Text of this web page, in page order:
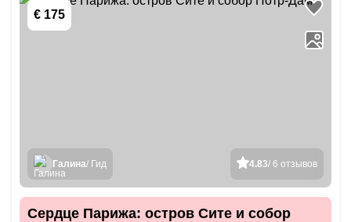
€ 175
4.83/ 6 отзывов
Галина/ Гид
Сердце Парижа: остров Сите и собор